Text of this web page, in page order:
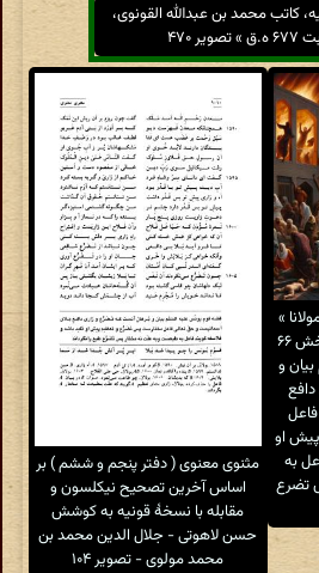
کاتب محمد بن عبدالله القونوی،
۴۷۰
تصویر ۱۵۶۵ - مولانا »
مثنوی معنوی » دفتر پنجم » بخش ۶۶
و
او
به
تضرع
مثنوی معنوی ( دفتر پنجم و ششم ) بر
اساس آخرین تصحیح نیکلسون و
مقابله با نسخهٔ قونیه به کوشش
حسن لاهوتی - جلال الدین محمد بن
محمد مولوی - تصویر ۱۰۴